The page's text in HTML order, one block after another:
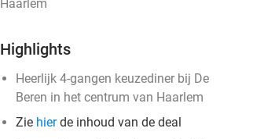
Haarlem
Highlights
Heerlijk 4-gangen keuzediner bij De
Beren in het centrum van Haarlem
Zie hierde inhoud van de deal